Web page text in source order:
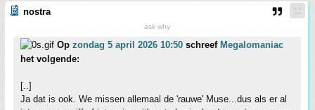
nostra
ask why
Op zondag 5 april 2026 10:50 schreef Megalomaniac
het volgende:
[..]
Ja dat is ook. We missen allemaal de 'rauwe' Muse...dus als er al